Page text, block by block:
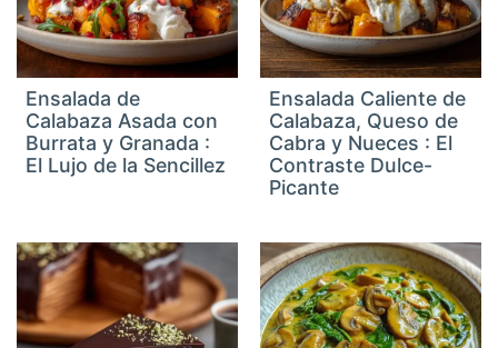
Ensalada de
Calabaza Asada con
Burrata y Granada :
El Lujo de la Sencillez
Ensalada Caliente de
Calabaza, Queso de
Cabra y Nueces : El
Contraste Dulce-
Picante